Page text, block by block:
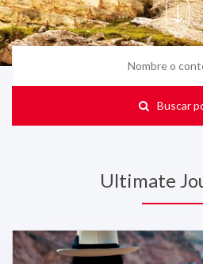
Buscar
Ultimate